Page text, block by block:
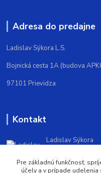
Adresa do predajne
Ladislav Sýkora L.S.
Bojnická cesta 1A (budova
97101 Prievidza
Kontakt
Ladislav Sýkora
(Po-Pi 9,00-16,00)
Pre základnú funkčnosť,
účely a v prípade udelenia